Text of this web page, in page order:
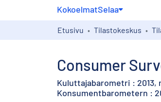
KokoelmatSelaa
Etusivu Tilastokeskus
Consumer
Kuluttajabarometri : 2013,
Konsumentbarometern :